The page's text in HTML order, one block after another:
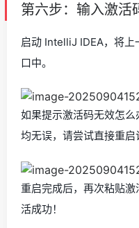
第六步：输入激活
启动 IntelliJ IDEA，将上
口中。
如果提示激活码无效怎
均无误，请尝试直接重启
重启完成后，再次粘贴
活成功！